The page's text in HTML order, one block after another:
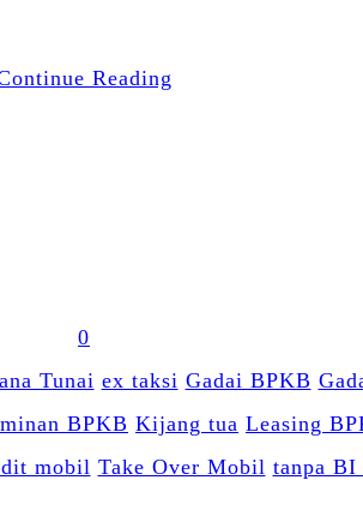
Share
Reading
0
Tunai ex taksi Gadai BPKB
BPKB Kijang tua Leasing
mobil Take Over Mobil tanpa BI